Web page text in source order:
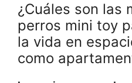
¿Cuáles son las
perros mini toy
la vida en
como